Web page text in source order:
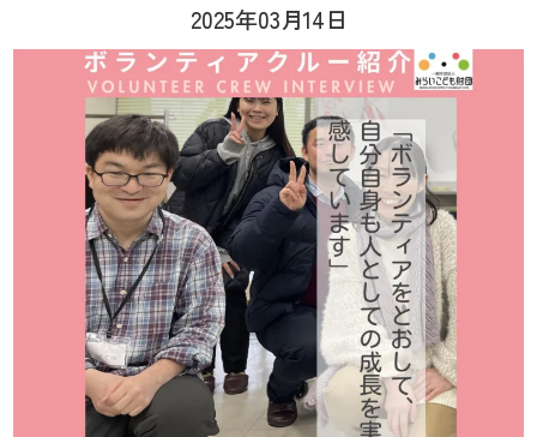
2025年03月14日